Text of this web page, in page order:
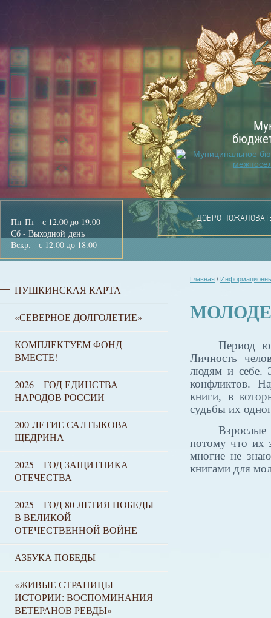
Пн-Пт - с 12.00 до 19.00
Сб - Выходной день
Вскр. - с 12.00 до 18.00
ДОБРО
ПУШКИНСКАЯ КАРТА
«СЕВЕРНОЕ ДОЛГОЛЕТИЕ»
КОМПЛЕКТУЕМ ФОНД
ВМЕСТЕ!
2026 – ГОД ЕДИНСТВА
НАРОДОВ РОССИИ
200-ЛЕТИЕ САЛТЫКОВА-
ЩЕДРИНА
2025 – ГОД ЗАЩИТНИКА
ОТЕЧЕСТВА
2025 – ГОД 80-ЛЕТИЯ ПОБЕДЫ
В ВЕЛИКОЙ
ОТЕЧЕСТВЕННОЙ ВОЙНЕ
АЗБУКА ПОБЕДЫ
«ЖИВЫЕ СТРАНИЦЫ
ИСТОРИИ: ВОСПОМИНАНИЯ
ВЕТЕРАНОВ РЕВДЫ»
Главная \
Период
Личность
людям и себе.
конфликтов.
книги, в
судьбы их
Взрослые
потому что их
многие не
книгами для